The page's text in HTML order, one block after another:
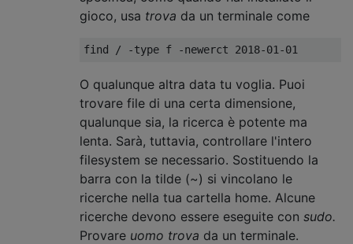
gioco, usa trova da un terminale come
O qualunque altra data tu voglia. Puoi
trovare file di una certa dimensione,
qualunque sia, la ricerca è potente ma
lenta. Sarà, tuttavia, controllare l'intero
filesystem se necessario. Sostituendo la
barra con la tilde (~) si vincolano le
ricerche nella tua cartella home. Alcune
ricerche devono essere eseguite con sudo.
Provare uomo trova da un terminale.